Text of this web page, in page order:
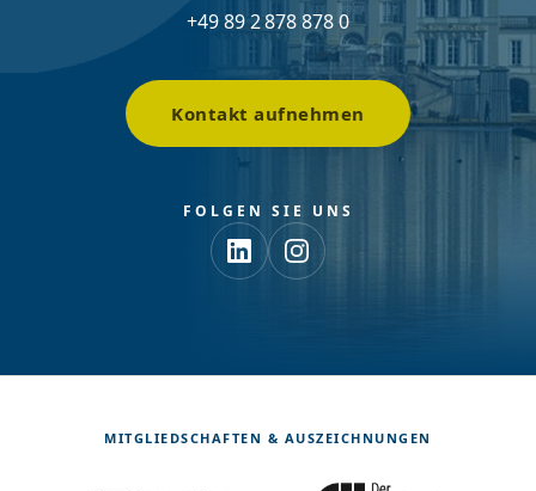
+49 89 2 878 878 0
Kontakt aufnehmen
FOLGEN SIE UNS
MITGLIEDSCHAFTEN & AUSZEICHNUNGEN